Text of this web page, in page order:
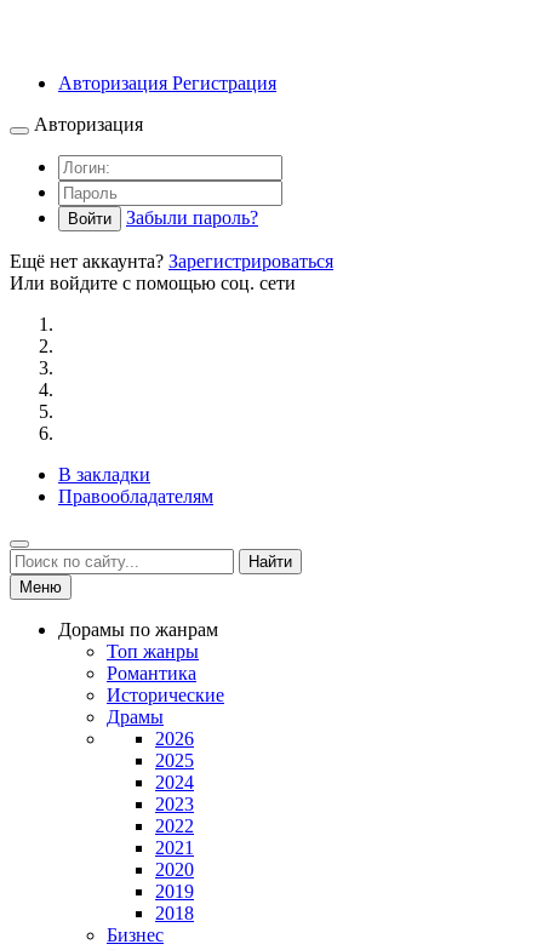
Авторизация Регистрация
Авторизация
Войти Забыли пароль?
Ещё нет аккаунта? Зарегистрироваться
Или войдите с помощью соц. сети
В закладки
Правообладателям
Найти
Меню
Дорамы по жанрам
Топ жанры
Романтика
Исторические
Драмы
2026
2025
2024
2023
2022
2021
2020
2019
2018
Бизнес